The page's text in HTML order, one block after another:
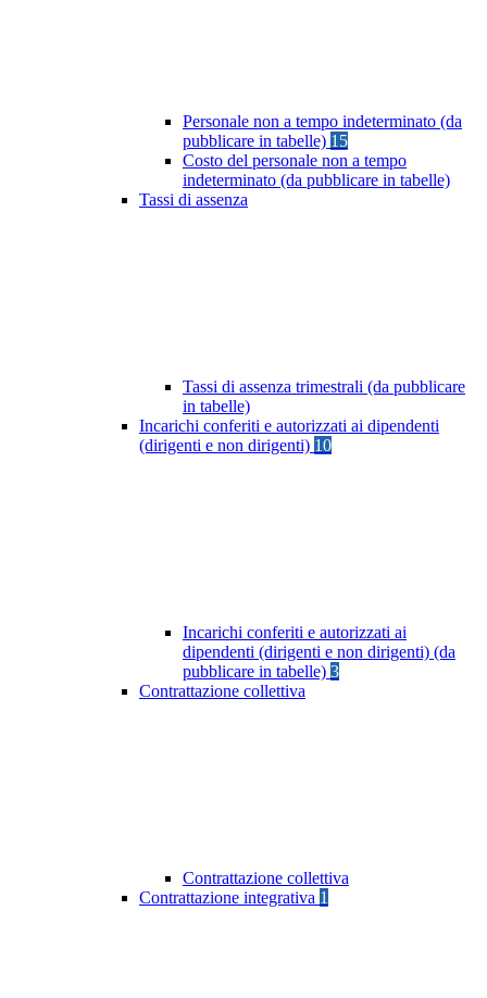
Personale non a tempo indeterminato (da
pubblicare in tabelle) 15
Costo del personale non a tempo
indeterminato (da pubblicare in tabelle)
Tassi di assenza
Tassi di assenza trimestrali (da pubblicare
in tabelle)
Incarichi conferiti e autorizzati ai dipendenti
(dirigenti e non dirigenti) 10
Incarichi conferiti e autorizzati ai
dipendenti (dirigenti e non dirigenti) (da
pubblicare in tabelle) 3
Contrattazione collettiva
Contrattazione collettiva
Contrattazione integrativa 1